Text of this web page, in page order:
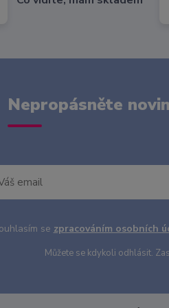
Nepropásněte
se zpracováním osobních
Můžete se kdykoli odhlásit.